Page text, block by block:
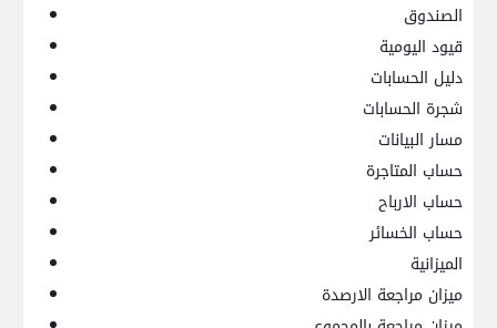
الصندوق
قيود اليومية
دليل الحسابات
شجرة الحسابات
مسار البيانات
حساب المتاجرة
حساب الارباح
حساب الخسائر
الميزانية
ميزان مراجعة الارصدة